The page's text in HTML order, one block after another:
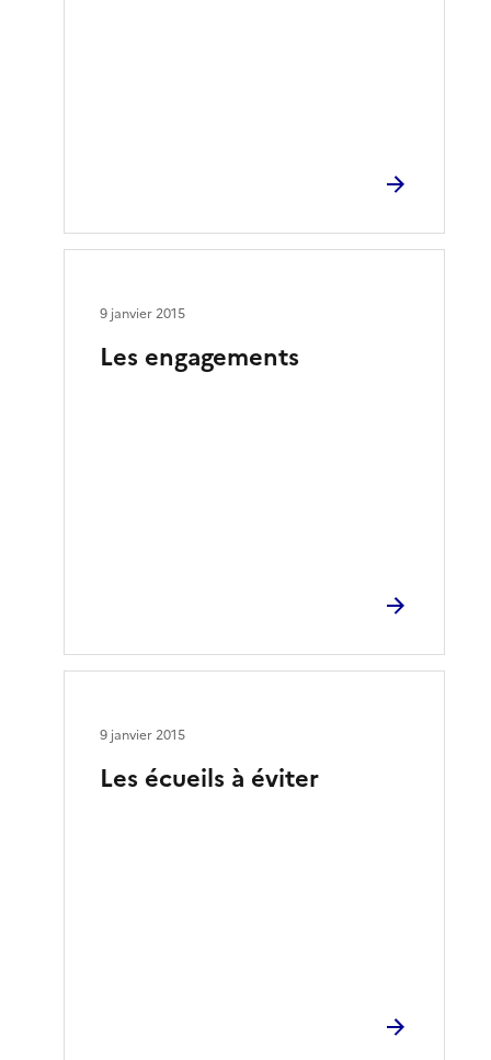
Les engagements
9 janvier 2015
Les écueils à éviter
9 janvier 2015